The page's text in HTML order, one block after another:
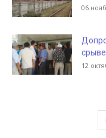
06
12